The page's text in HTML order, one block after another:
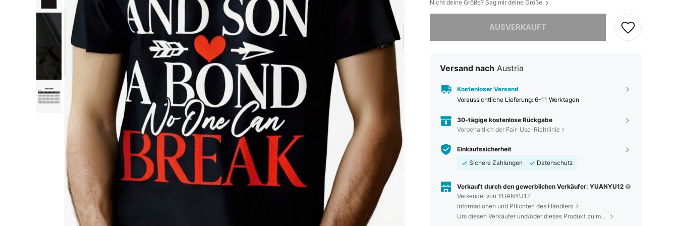
Nicht deine Größe? Sag mir deine Größe
AUSVERKAUFT
Sorry, dieses Produkt ist ausverkauft.
Versand nach Austria
Kostenloser Versand
Voraussichtliche Lieferung: 6-11 Werktagen
30-tägige kostenlose Rückgabe
Vorbehaltlich der Fair-Use-Richtlinie
Einkaufssicherheit
Sichere Zahlungen
Datenschutz
Verkauft durch den gewerblichen Verkäufer: YUANYU12
Versendet von YUANYU12
Informationen und Pflichten des Händlers
Um diesen Verkäufer und/oder dieses Produkt zu melden